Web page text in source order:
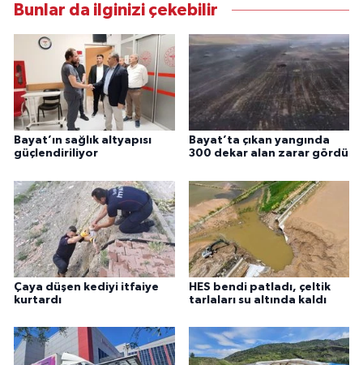
Bunlar da ilginizi çekebilir
Bayat’ın sağlık altyapısı
güçlendiriliyor
Bayat’ta çıkan yangında
300 dekar alan zarar gördü
Çaya düşen kediyi itfaiye
kurtardı
HES bendi patladı, çeltik
tarlaları su altında kaldı